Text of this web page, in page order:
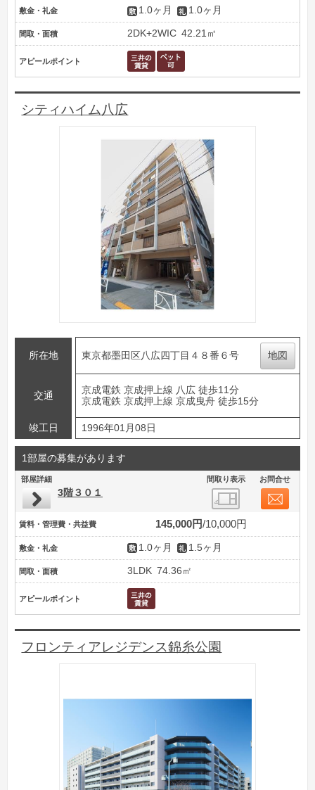
敷金・礼金 1.0ヶ月 1.0ヶ月
間取・面積 2DK+2WIC 42.21㎡
アピールポイント
シティハイム八広
所在地 東京都墨田区八広四丁目４８番６号 地図
交通
京成電鉄 京成押上線 八広 徒歩11分
京成電鉄 京成押上線 京成曳舟 徒歩15分
竣工日 1996年01月08日
1部屋の募集があります
部屋詳細 間取り表示 お問合せ
3階３０１
賃料・管理費・共益費 145,000円 10,000円
敷金・礼金 1.0ヶ月 1.5ヶ月
間取・面積 3LDK 74.36㎡
アピールポイント
フロンティアレジデンス錦糸公園